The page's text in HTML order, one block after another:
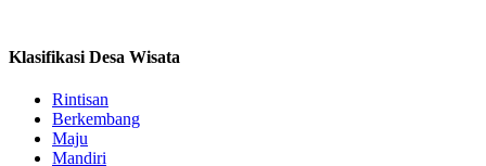
Klasifikasi Desa Wisata
Rintisan
Berkembang
Maju
Mandiri